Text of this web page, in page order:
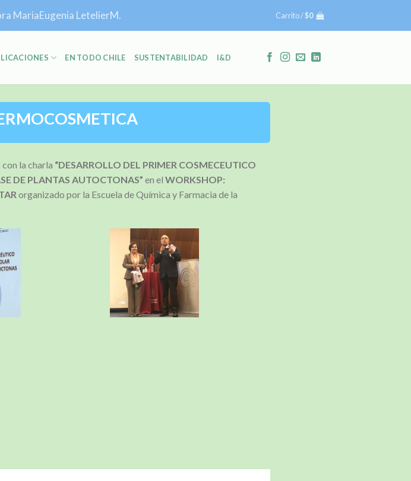
MariaEugenia LetelierM. Carrito /$0
EN TODO CHILE SUSTENTABILIDAD I&D
la charla “DESARROLLO DEL PRIMER COSMECEUTICO
DE PLANTAS AUTOCTONAS” en el WORKSHOP:
organizado por la Escuela de Química y Farmacia de la